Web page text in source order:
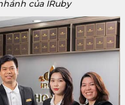
của IRuby